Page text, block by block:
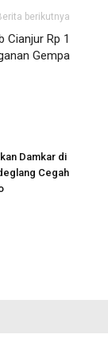
berikutnya
Cianjur Rp 1
Gempa
Damkar di
Cegah